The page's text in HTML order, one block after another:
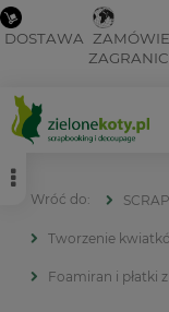
DOSTAWA
Tworzenie
Foamiran i płatki